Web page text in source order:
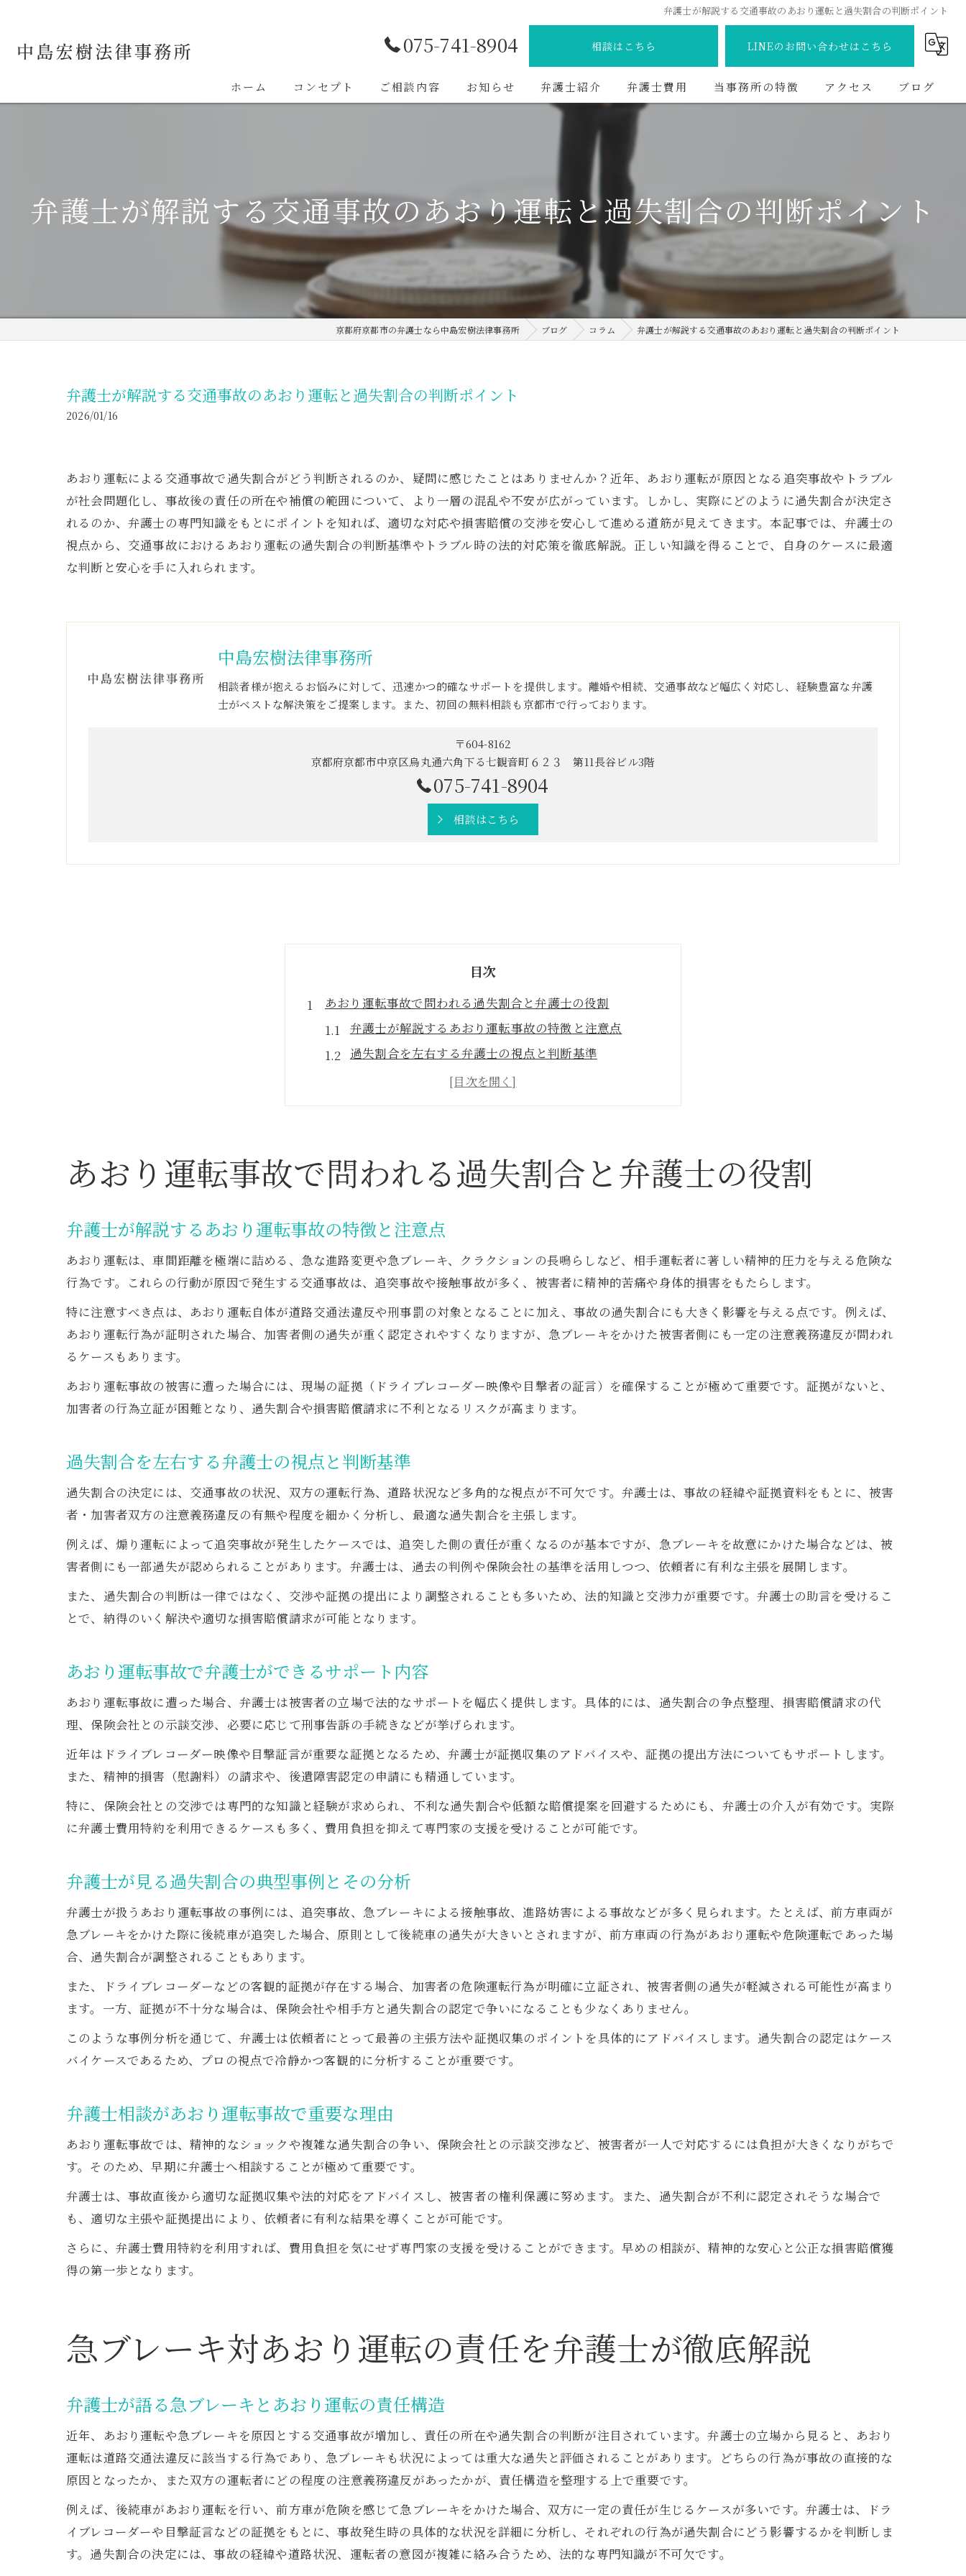
弁護士が解説する交通事故のあおり運転と過失割合の判断ポイント
075-741-8904 相談はこちら LINEのお問い合わせはこちら
ホーム コンセプト ご相談内容 お知らせ 弁護士紹介 弁護士費用 当事務所の特徴
債務整理
相続
アクセス ブログ
弁護士が解説する交通事故のあおり運転と過失割合の判断ポイント
京都府京都市の弁護士なら中島宏樹法律事務所 ブログ コラム 弁護士が解説する交通事故のあおり運転と過失割合の判断ポイント
弁護士が解説する交通事故のあおり運転と過失割合の判断ポイント
2026/01/16
あおり運転による交通事故で過失割合がどう判断されるのか、疑問に感じたことはありませんか？近年、あおり運転が原因となる追突事故やトラブル
が社会問題化し、事故後の責任の所在や補償の範囲について、より一層の混乱や不安が広がっています。しかし、実際にどのように過失割合が決定さ
れるのか、弁護士の専門知識をもとにポイントを知れば、適切な対応や損害賠償の交渉を安心して進める道筋が見えてきます。本記事では、弁護士の
視点から、交通事故におけるあおり運転の過失割合の判断基準やトラブル時の法的対応策を徹底解説。正しい知識を得ることで、自身のケースに最適
な判断と安心を手に入れられます。
中島宏樹法律事務所
相談者様が抱えるお悩みに対して、迅速かつ的確なサポートを提供します。離婚や相続、交通事故など幅広く対応し、経験豊富な弁護
士がベストな解決策をご提案します。また、初回の無料相談も京都市で行っております。
〒604-8162
京都府京都市中京区烏丸通六角下る七観音町６２３ 第11長谷ビル3階
075-741-8904
相談はこちら
目次
あおり運転事故で問われる過失割合と弁護士の役割
弁護士が解説するあおり運転事故の特徴と注意点
過失割合を左右する弁護士の視点と判断基準
あおり運転事故で弁護士ができるサポート内容
弁護士が語る急ブレーキとあおり運転の責任構造
弁護士が整理する責任の所在と過失割合の違い
急ブレーキがあった場合の過失判断を弁護士が解説
弁護士が教える煽り運転事故の証拠収集ポイント
過失割合の判断基準を知って安心事故対応
弁護士が解説する過失割合の最新判断基準
弁護士が語る過失割合10対0の判断ポイント
保険会社との交渉時に弁護士が重視する基準
もしあおり運転被害に遭ったら適切な弁護士相談法
弁護士へ相談するタイミングと事故後の流れ
弁護士が教えるあおり運転事故直後の注意点
損害賠償請求に強い弁護士が教える事故後の対応策
弁護士に依頼することで得られる事故後の安心感
損害賠償請求時に弁護士が確認する重要ポイント
弁護士が語る過失割合と賠償額の関係性
弁護士特約の活用で交渉が有利になるケース
弁護士特約の仕組みとあおり運転事故での有用性
過失割合10の場合でも使える弁護士特約の実際
弁護士特約を利用した損害賠償請求のメリット
あおり運転事故で弁護士特約を活用する方法
あおり運転事故で問われる過失割合と弁護士の役割
弁護士が解説するあおり運転事故の特徴と注意点
あおり運転は、車間距離を極端に詰める、急な進路変更や急ブレーキ、クラクションの長鳴らしなど、相手運転者に著しい精神的圧力を与える危険な
行為です。これらの行動が原因で発生する交通事故は、追突事故や接触事故が多く、被害者に精神的苦痛や身体的損害をもたらします。
特に注意すべき点は、あおり運転自体が道路交通法違反や刑事罰の対象となることに加え、事故の過失割合にも大きく影響を与える点です。例えば、
あおり運転行為が証明された場合、加害者側の過失が重く認定されやすくなりますが、急ブレーキをかけた被害者側にも一定の注意義務違反が問われ
るケースもあります。
あおり運転事故の被害に遭った場合には、現場の証拠（ドライブレコーダー映像や目撃者の証言）を確保することが極めて重要です。証拠がないと、
加害者の行為立証が困難となり、過失割合や損害賠償請求に不利となるリスクが高まります。
過失割合を左右する弁護士の視点と判断基準
過失割合の決定には、交通事故の状況、双方の運転行為、道路状況など多角的な視点が不可欠です。弁護士は、事故の経緯や証拠資料をもとに、被害
者・加害者双方の注意義務違反の有無や程度を細かく分析し、最適な過失割合を主張します。
例えば、煽り運転によって追突事故が発生したケースでは、追突した側の責任が重くなるのが基本ですが、急ブレーキを故意にかけた場合などは、被
害者側にも一部過失が認められることがあります。弁護士は、過去の判例や保険会社の基準を活用しつつ、依頼者に有利な主張を展開します。
また、過失割合の判断は一律ではなく、交渉や証拠の提出により調整されることも多いため、法的知識と交渉力が重要です。弁護士の助言を受けるこ
とで、納得のいく解決や適切な損害賠償請求が可能となります。
あおり運転事故で弁護士ができるサポート内容
あおり運転事故に遭った場合、弁護士は被害者の立場で法的なサポートを幅広く提供します。具体的には、過失割合の争点整理、損害賠償請求の代
理、保険会社との示談交渉、必要に応じて刑事告訴の手続きなどが挙げられます。
近年はドライブレコーダー映像や目撃証言が重要な証拠となるため、弁護士が証拠収集のアドバイスや、証拠の提出方法についてもサポートします。
また、精神的損害（慰謝料）の請求や、後遺障害認定の申請にも精通しています。
特に、保険会社との交渉では専門的な知識と経験が求められ、不利な過失割合や低額な賠償提案を回避するためにも、弁護士の介入が有効です。実際
に弁護士費用特約を利用できるケースも多く、費用負担を抑えて専門家の支援を受けることが可能です。
弁護士が見る過失割合の典型事例とその分析
弁護士が扱うあおり運転事故の事例には、追突事故、急ブレーキによる接触事故、進路妨害による事故などが多く見られます。たとえば、前方車両が
急ブレーキをかけた際に後続車が追突した場合、原則として後続車の過失が大きいとされますが、前方車両の行為があおり運転や危険運転であった場
合、過失割合が調整されることもあります。
また、ドライブレコーダーなどの客観的証拠が存在する場合、加害者の危険運転行為が明確に立証され、被害者側の過失が軽減される可能性が高まり
ます。一方、証拠が不十分な場合は、保険会社や相手方と過失割合の認定で争いになることも少なくありません。
このような事例分析を通じて、弁護士は依頼者にとって最善の主張方法や証拠収集のポイントを具体的にアドバイスします。過失割合の認定はケース
バイケースであるため、プロの視点で冷静かつ客観的に分析することが重要です。
弁護士相談があおり運転事故で重要な理由
あおり運転事故では、精神的なショックや複雑な過失割合の争い、保険会社との示談交渉など、被害者が一人で対応するには負担が大きくなりがちで
す。そのため、早期に弁護士へ相談することが極めて重要です。
弁護士は、事故直後から適切な証拠収集や法的対応をアドバイスし、被害者の権利保護に努めます。また、過失割合が不利に認定されそうな場合で
も、適切な主張や証拠提出により、依頼者に有利な結果を導くことが可能です。
さらに、弁護士費用特約を利用すれば、費用負担を気にせず専門家の支援を受けることができます。早めの相談が、精神的な安心と公正な損害賠償獲
得の第一歩となります。
急ブレーキ対あおり運転の責任を弁護士が徹底解説
弁護士が語る急ブレーキとあおり運転の責任構造
近年、あおり運転や急ブレーキを原因とする交通事故が増加し、責任の所在や過失割合の判断が注目されています。弁護士の立場から見ると、あおり
運転は道路交通法違反に該当する行為であり、急ブレーキも状況によっては重大な過失と評価されることがあります。どちらの行為が事故の直接的な
原因となったか、また双方の運転者にどの程度の注意義務違反があったかが、責任構造を整理する上で重要です。
例えば、後続車があおり運転を行い、前方車が危険を感じて急ブレーキをかけた場合、双方に一定の責任が生じるケースが多いです。弁護士は、ドラ
イブレコーダーや目撃証言などの証拠をもとに、事故発生時の具体的な状況を詳細に分析し、それぞれの行為が過失割合にどう影響するかを判断しま
す。過失割合の決定には、事故の経緯や道路状況、運転者の意図が複雑に絡み合うため、法的な専門知識が不可欠です。